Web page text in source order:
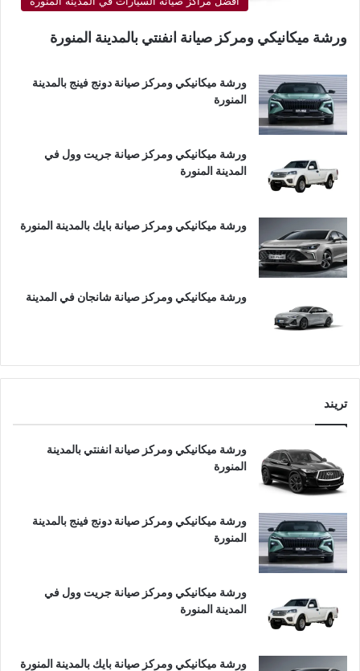
ورشة ميكانيكي ومركز صيانة انفنتي بالمدينة المنورة
ورشة ميكانيكي ومركز صيانة دونج فينج بالمدينة
المنورة
ورشة ميكانيكي ومركز صيانة جريت وول في
المدينة المنورة
ورشة ميكانيكي ومركز صيانة بايك بالمدينة المنورة
ورشة ميكانيكي ومركز صيانة شانجان في المدينة
تريند
ورشة ميكانيكي ومركز صيانة انفنتي بالمدينة
المنورة
ورشة ميكانيكي ومركز صيانة دونج فينج بالمدينة
المنورة
ورشة ميكانيكي ومركز صيانة جريت وول في
المدينة المنورة
ورشة ميكانيكي ومركز صيانة بايك بالمدينة المنورة